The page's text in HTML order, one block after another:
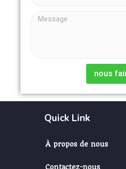
nous
Quick Link
À propos de nous
Contactez-nous